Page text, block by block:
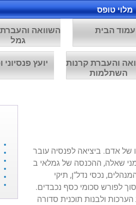
מלוי טופס
עמוד הבית
השוואה
גמל
והעברת קרנות
השתלמות
יועץ
של אדם. ביציאה לפנסיה עובר
שאלה, ההכנסה של גמלאי ב
נכסי נדל"ן, תיקי
לפורש סכומי כסף נכבדים.
שנים לפני) חשוב לבצע הערכות ולבנות תוכנית סדורה